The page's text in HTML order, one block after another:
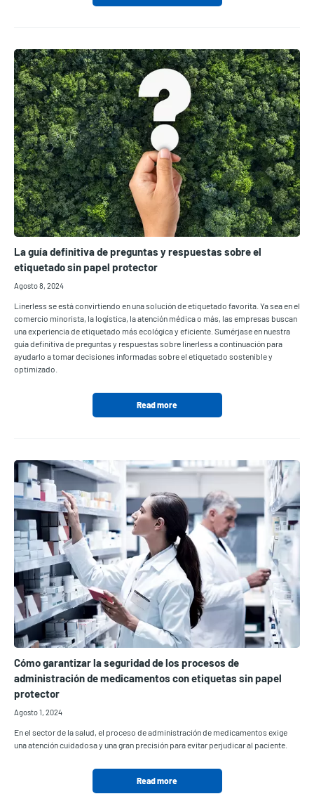
La guía definitiva de preguntas y respuestas sobre el
etiquetado sin papel protector
Agosto 8, 2024
Linerless se está convirtiendo en una solución de etiquetado favorita. Ya sea en el
comercio minorista, la logística, la atención médica o más, las empresas buscan
una experiencia de etiquetado más ecológica y eficiente. Sumérjase en nuestra
guía definitiva de preguntas y respuestas sobre linerless a continuación para
ayudarlo a tomar decisiones informadas sobre el etiquetado sostenible y
optimizado.
Read more
Cómo garantizar la seguridad de los procesos de
administración de medicamentos con etiquetas sin papel
protector
Agosto 1, 2024
En el sector de la salud, el proceso de administración de medicamentos exige
una atención cuidadosa y una gran precisión para evitar perjudicar al paciente.
Read more